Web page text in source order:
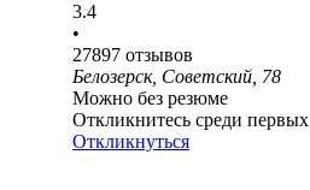
3.4
•
27897 отзывов
Белозерск, Советский, 78
Можно без резюме
Откликнитесь среди первых
Откликнуться